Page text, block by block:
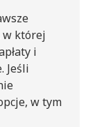
w której
i
Jeśli
w tym